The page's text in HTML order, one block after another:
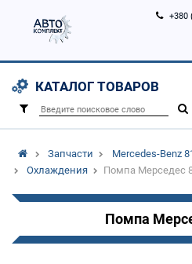
+380
КАТАЛОГ ТОВАРОВ
Запчасти Mercedes-Benz
Охлаждения
Помпа Мерседес
Помпа